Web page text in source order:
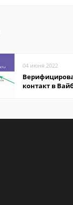
04 июня 2022
контакт в